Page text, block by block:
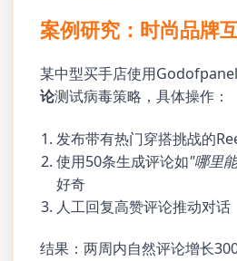
案例研究：时尚品牌
某中型买手店使用
论测试病毒策略，具体操作：
发布带有热门穿搭挑战的
使用50条生成评论如"哪里
好奇
人工回复高赞评论推动对话
结果：两周内自然评论增长